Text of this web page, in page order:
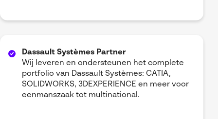
Dassault Systèmes Partner
Wij leveren en ondersteunen het complete
portfolio van Dassault Systèmes: CATIA,
SOLIDWORKS, 3DEXPERIENCE en meer voor
eenmanszaak tot multinational.